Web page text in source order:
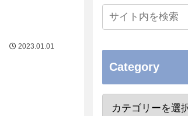
2023.01.01
Category